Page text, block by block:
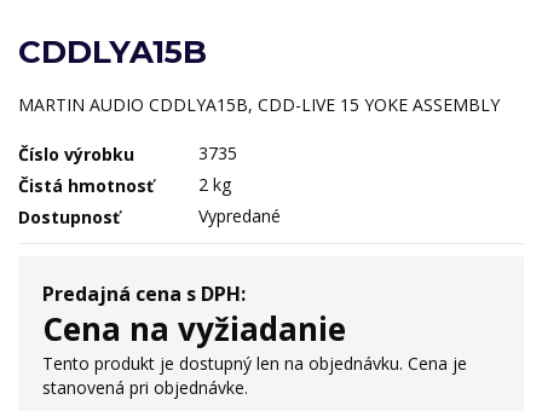
CDDLYA15B
MARTIN AUDIO CDDLYA15B, CDD-LIVE 15 YOKE ASSEMBLY
Číslo výrobku
3735
Čistá hmotnosť
2 kg
Dostupnosť
Vypredané
Predajná cena s DPH:
Cena na vyžiadanie
Tento produkt je dostupný len na objednávku. Cena je
stanovená pri objednávke.